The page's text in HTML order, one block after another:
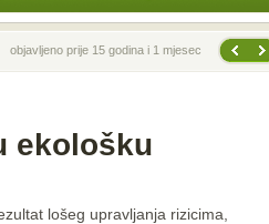
vijest
objavljeno prije 15 godina i 1 mjesec
ekološku
lošeg upravljanja rizicima,